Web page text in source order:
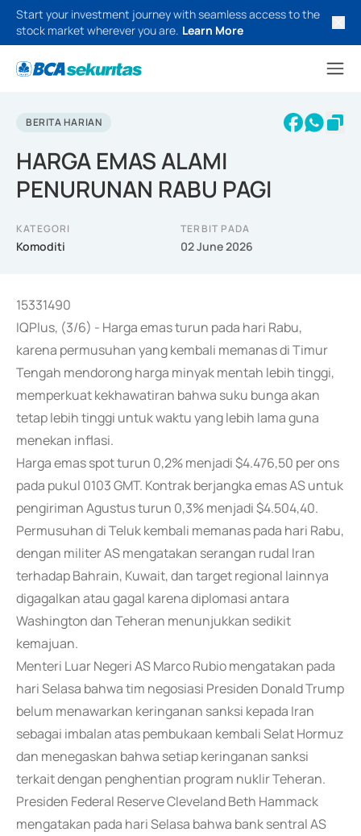
Start your investment journey with seamless access to the
stock market wherever you are. Learn More
BERITA HARIAN
HARGA EMAS ALAMI
PENURUNAN RABU PAGI
KATEGORI
Komoditi
TERBIT PADA
02 June 2026
15331490
IQPlus, (3/6) - Harga emas turun pada hari Rabu,
karena permusuhan yang kembali memanas di Timur
Tengah mendorong harga minyak mentah lebih tinggi,
memperkuat kekhawatiran bahwa suku bunga akan
tetap lebih tinggi untuk waktu yang lebih lama guna
menekan inflasi.
Harga emas spot turun 0,2% menjadi $4.476,50 per ons
pada pukul 0103 GMT. Kontrak berjangka emas AS untuk
pengiriman Agustus turun 0,3% menjadi $4.504,40.
Permusuhan di Teluk kembali memanas pada hari Rabu,
dengan militer AS mengatakan serangan rudal Iran
terhadap Bahrain, Kuwait, dan target regional lainnya
digagalkan atau gagal karena diplomasi antara
Washington dan Teheran menunjukkan sedikit
kemajuan.
Menteri Luar Negeri AS Marco Rubio mengatakan pada
hari Selasa bahwa tim negosiasi Presiden Donald Trump
belum menawarkan keringanan sanksi kepada Iran
sebagai imbalan atas pembukaan kembali Selat Hormuz
dan menegaskan bahwa setiap keringanan sanksi
terkait dengan penghentian program nuklir Teheran.
Presiden Federal Reserve Cleveland Beth Hammack
mengatakan pada hari Selasa bahwa bank sentral AS